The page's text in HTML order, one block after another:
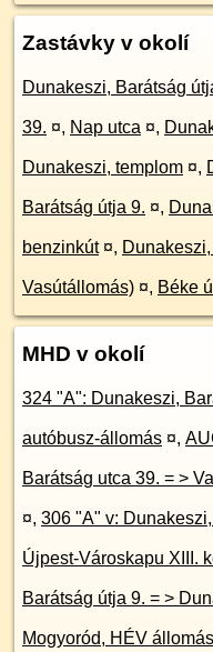
Zastávky v okolí
Dunakeszi, Barátság
39. ¤, Nap utca ¤,
Dunakeszi, templom ¤,
Barátság útja 9. ¤,
benzinkút ¤,
Vasútállomás) ¤, Béke
MHD v okolí
324 "A": Dunakeszi,
autóbusz-állomás ¤,
¤, 306 "A" v: Dunakeszi,
Újpest-Városkapu XIII.